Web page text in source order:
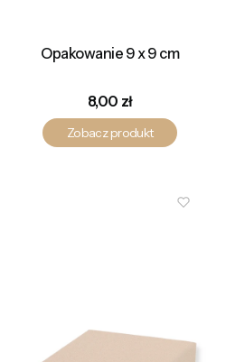
Opakowanie 9 x 9 cm
Cena
8,00 zł
Zobacz produkt